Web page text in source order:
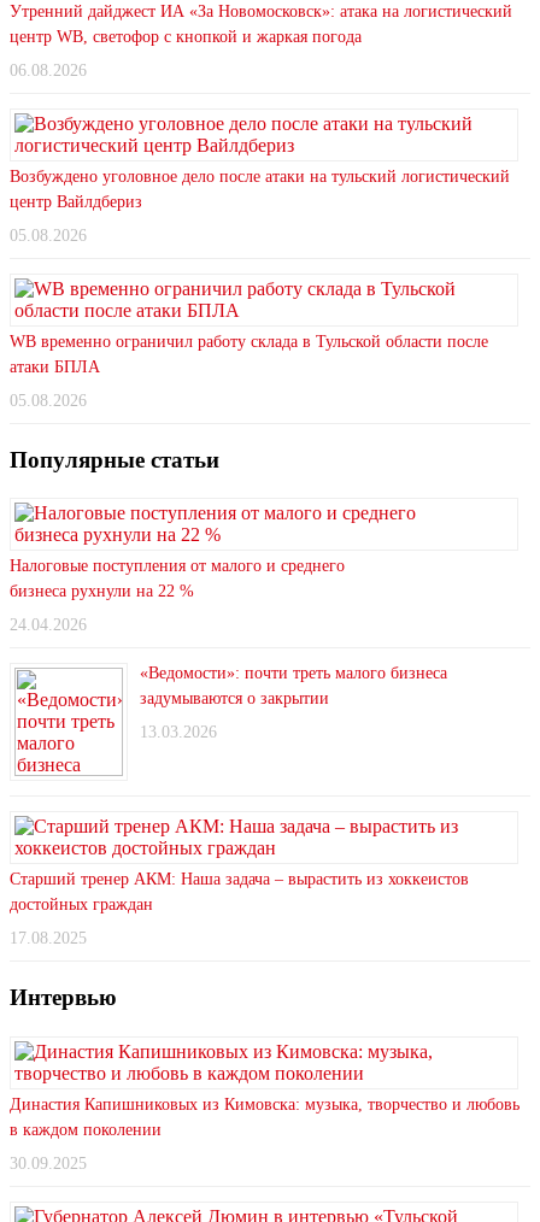
Утренний дайджест ИА «За Новомосковск»: атака на логистический
центр WB, светофор с кнопкой и жаркая погода
06.08.2026
Возбуждено уголовное дело после атаки на тульский логистический
центр Вайлдбериз
05.08.2026
WB временно ограничил работу склада в Тульской области после
атаки БПЛА
05.08.2026
Популярные статьи
Налоговые поступления от малого и среднего
бизнеса рухнули на 22 %
24.04.2026
«Ведомости»: почти треть малого бизнеса
задумываются о закрытии
13.03.2026
Старший тренер АКМ: Наша задача – вырастить из хоккеистов
достойных граждан
17.08.2025
Интервью
Династия Капишниковых из Кимовска: музыка, творчество и любовь
в каждом поколении
30.09.2025